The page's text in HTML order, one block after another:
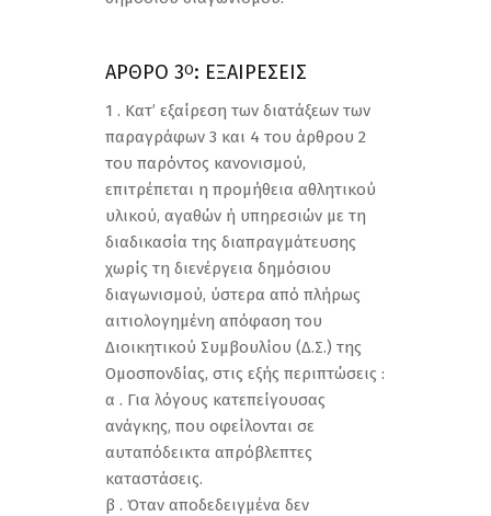
ΑΡΘΡΟ 3Ο: ΕΞΑΙΡΕΣΕΙΣ
1 . Κατ’ εξαίρεση των διατάξεων των
παραγράφων 3 και 4 του άρθρου 2
του παρόντος κανονισμού,
επιτρέπεται η προμήθεια αθλητικού
υλικού, αγαθών ή υπηρεσιών με τη
διαδικασία της διαπραγμάτευσης
χωρίς τη διενέργεια δημόσιου
διαγωνισμού, ύστερα από πλήρως
αιτιολογημένη απόφαση του
Διοικητικού Συμβουλίου (Δ.Σ.) της
Ομοσπονδίας, στις εξής περιπτώσεις :
α . Για λόγους κατεπείγουσας
ανάγκης, που οφείλονται σε
αυταπόδεικτα απρόβλεπτες
καταστάσεις.
β . Όταν αποδεδειγμένα δεν